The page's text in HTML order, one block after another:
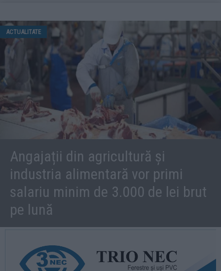
ACTUALITATE
Angajații din agricultură și
industria alimentară vor primi
salariu minim de 3.000 de lei brut
pe lună